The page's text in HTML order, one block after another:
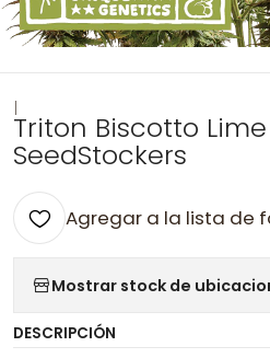
|
Triton Biscotto
SeedStockers
Agregar a la lista de
Mostrar stock de
DESCRIPCIÓN